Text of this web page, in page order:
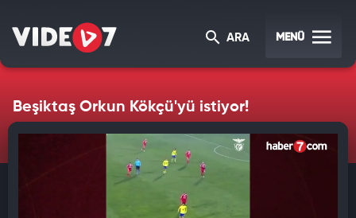
ARA MENÜ
Beşiktaş Orkun Kökçü'yü istiyor!